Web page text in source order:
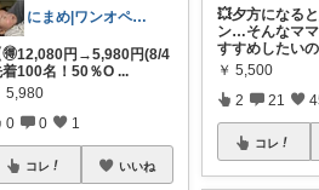
にまめ|ワンオペママにおすすめROOM
🉐12,080円→5,980円(8/4
着100名！50％O ...
5,980
0 0 1
コレ いいね
💥夕方になる
ン…そんなマ
すすめしたいの
￥ 5,500
2 21
コレ